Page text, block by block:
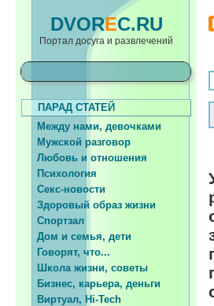
DVOREC.RU
Портал досуга и развлечений
ПАРАД СТАТЕЙ
Между нами, девочками
Мужской разговор
Любовь и отношения
Психология
Секс-новости
Здоровый образ жизни
Спортзал
Дом и семья, дети
Говорят, что...
Школа жизни, советы
Бизнес, карьера, деньги
Виртуал, Hi-Tech